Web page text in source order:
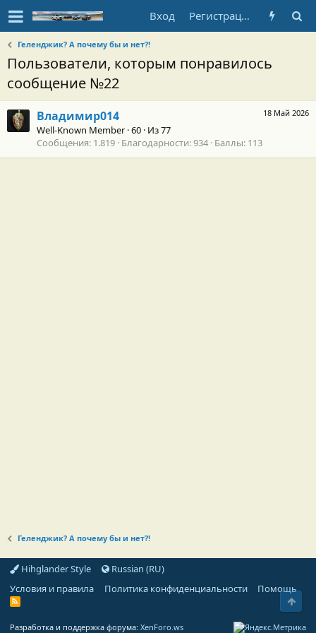
Вход Регистрация
Геленджик? А почему бы и нет?!
Пользователи, которым понравилось
сообщение №22
18 Май 2026
Владимир014
Well-Known Member ·60 · Из77
Сообщения 1.819 Благодарности 934 Баллы 113
Геленджик? А почему бы и нет?!
Hihglander Style
Russian (RU)
Условия и правила
Политика конфиденциальности Помощь
R
Разработка и поддержка форума: XenForo.ws